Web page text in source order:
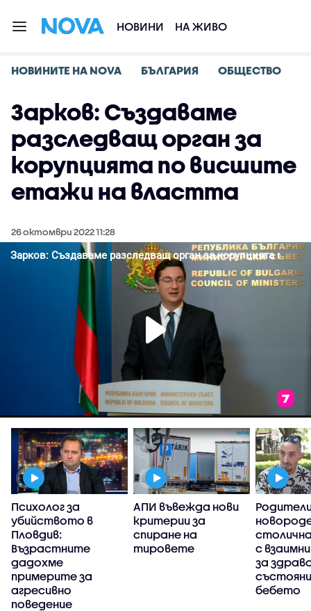
НОВИНИ НА ЖИВО
НОВИНИТЕ НА NOVA БЪЛГАРИЯ ОБЩЕСТВО
Зарков: Създаваме
разследващ орган за
корупцията по висшите
етажи на властта
26 октомври 2022 11:28
Психолог за
убийството в
Пловдив:
Възрастните
дадохме
примерите за
агресивно
поведение
АПИ въвежда нови
критерии за
спиране на
тировете
с
за
бебето